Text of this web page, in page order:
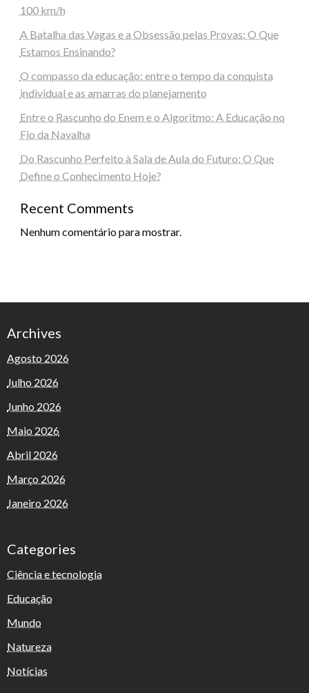
100 km/h
A Batalha das Vagas e a Obsessão pelas Provas: O Que
Estamos Ensinando?
O compasso da educação: entre o tempo da conquista
individual e as amarras do planejamento
Entre o Rascunho do Enem e o Algoritmo: A Educação no
Fio da Navalha
Do Rascunho Perfeito à Sala de Aula do Futuro: O Que
Define o Conhecimento Hoje?
Recent Comments
Nenhum comentário para mostrar.
Archives
Agosto 2026
Julho 2026
Junho 2026
Maio 2026
Abril 2026
Março 2026
Janeiro 2026
Categories
Ciência e tecnologia
Educação
Mundo
Natureza
Notícias